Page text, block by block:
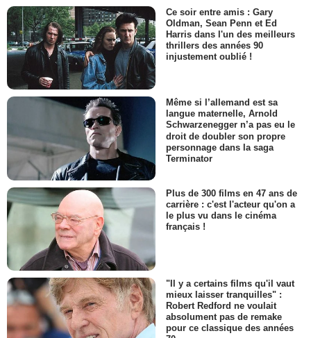
Ce soir entre amis : Gary
Oldman, Sean Penn et Ed
Harris dans l'un des meilleurs
thrillers des années 90
injustement oublié !
Même si l’allemand est sa
langue maternelle, Arnold
Schwarzenegger n’a pas eu le
droit de doubler son propre
personnage dans la saga
Terminator
Plus de 300 films en 47 ans de
carrière : c'est l'acteur qu'on a
le plus vu dans le cinéma
français !
"Il y a certains films qu'il vaut
mieux laisser tranquilles" :
Robert Redford ne voulait
absolument pas de remake
pour ce classique des années